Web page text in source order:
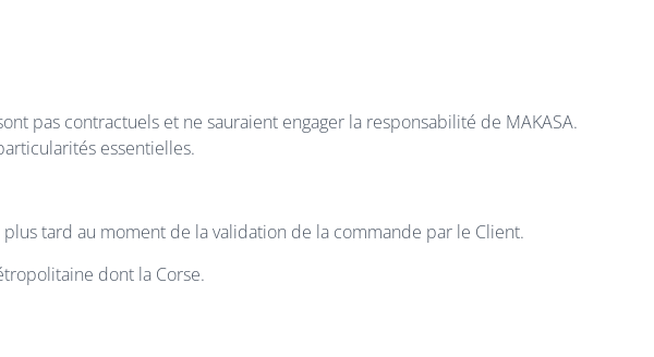
pas contractuels et ne sauraient engager la responsabilité de MAKASA.
essentielles.
tard au moment de la validation de la commande par le Client.
dont la Corse.